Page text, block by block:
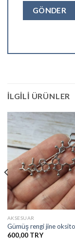
İLGILI ÜRÜNLER
AKSESUAR
Gümüş rengi jine
600,00